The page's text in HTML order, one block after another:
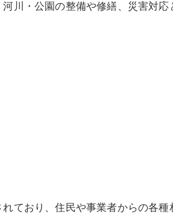
川・公園の整備や修繕、災害対応
ており、住民や事業者からの各